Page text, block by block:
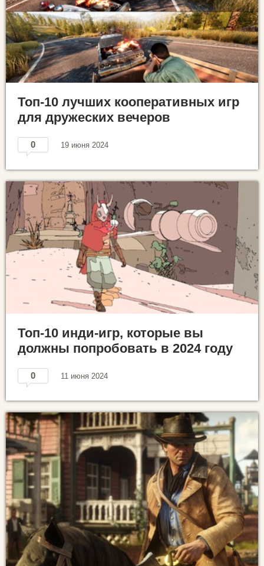
Топ-10 лучших кооперативных игр
для дружеских вечеров
0 19 июня 2024
Топ-10 инди-игр, которые вы
должны попробовать в 2024 году
0 11 июня 2024